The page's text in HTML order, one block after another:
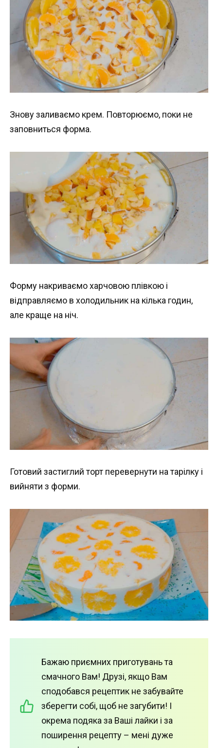
Знову заливаємо крем. Повторюємо, поки не
заповниться форма.
Форму накриваємо харчовою плівкою і
відправляємо в холодильник на кілька годин,
але краще на ніч.
Готовий застиглий торт перевернути на тарілку і
вийняти з форми.
Бажаю приємних приготувань та
смачного Вам! Друзі, якщо Вам
сподобався рецептик не забувайте
зберегти собі, щоб не загубити! І
окрема подяка за Ваші лайки і за
поширення рецепту – мені дуже